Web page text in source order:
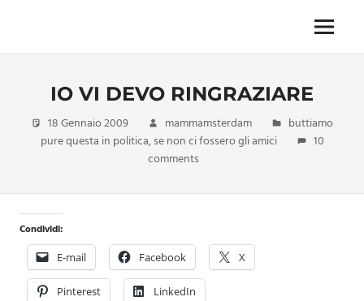
content
imprescindibile,
inevitabile
monodose
e
nuova
confezione
migliorata
Menu
IO VI DEVO RINGRAZIARE
18 Gennaio 2009 mammamsterdam
buttiamo
pure questa in politica,se non ci fossero gli amici
10
comments
Condividi:
E-mail Facebook X
Pinterest LinkedIn